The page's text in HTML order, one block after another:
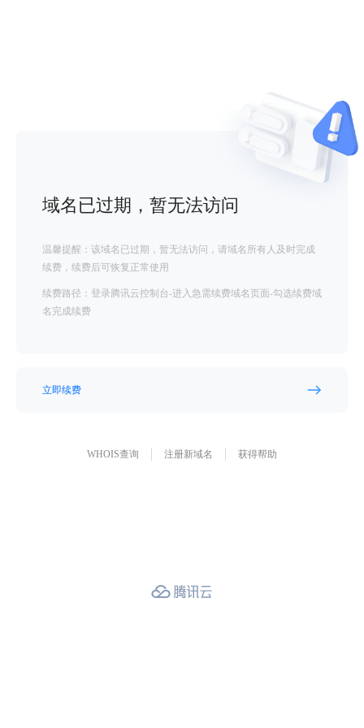
域名已过期，暂无法访问
温馨提醒：该域名已过期，暂无法访问，请域名所有人及时完成
续费，续费后可恢复正常使用
续费路径：登录腾讯云控制台-进入急需续费域名页面-勾选续费域
名完成续费
立即续费
WHOIS查询 注册新域名 获得帮助